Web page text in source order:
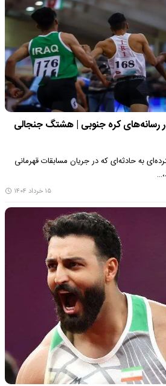
رسانه‌های کره جنوبی | هشتگ جنجالی
به حادثه‌ای که در جریان مسابقات قهرمانی
۱۵ خرداد ۱۴۰۴